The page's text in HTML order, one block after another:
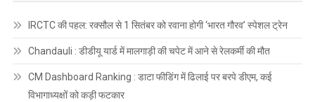
IRCTC की पहल: रक्सौल से 1 सितंबर को रवाना होगी ‘भारत गौरव’ स्पेशल ट्रेन
Chandauli : डीडीयू यार्ड में मालगाड़ी की चपेट में आने से रेलकर्मी की मौत
CM Dashboard Ranking : डाटा फीडिंग में ढिलाई पर बरपे डीएम, कई
विभागाध्यक्षों को कड़ी फटकार